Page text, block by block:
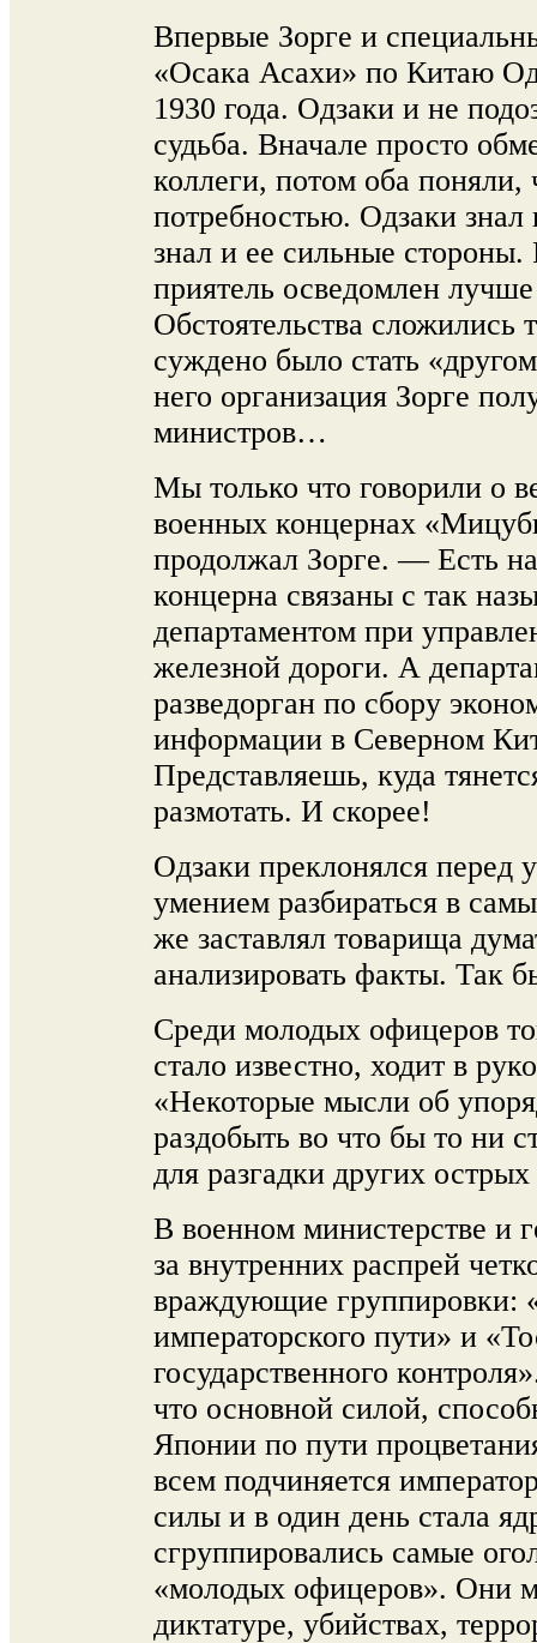
Впервые Зорге и
«Осака Асахи» по Китаю
1930 года. Одзаки и не
судьба. Вначале просто
коллеги, потом оба поняли,
потребностью. Одзаки
знал и ее сильные
приятель осведомлен
Обстоятельства сложились
суждено было стать
него организация Зорге
министров…
Мы только что говорили о
военных концернах
продолжал Зорге. — Есть
концерна связаны с так
департаментом при
железной дороги. А
разведорган по сбору
информации в Северном
Представляешь, куда
размотать. И скорее!
Одзаки преклонялся перед
умением разбираться в
же заставлял товарища
анализировать факты. Так
Среди молодых офицеров
стало известно, ходит в
«Некоторые мысли об
раздобыть во что бы то ни
для разгадки других
В военном министерстве и
за внутренних распрей
враждующие группировки:
императорского пути» и
государственного
что основной силой,
Японии по пути
всем подчиняется
силы и в один день стала
сгруппировались самые
«молодых офицеров». Они
диктатуре, убийствах,